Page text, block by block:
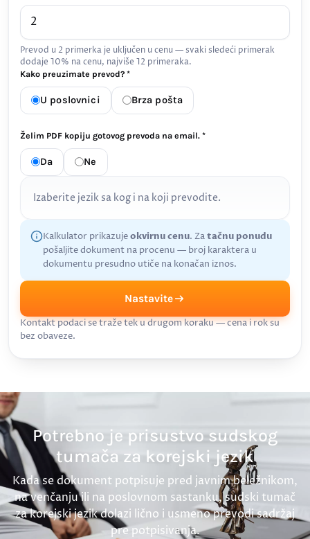
Prevod u 2 primerka je uključen u cenu — svaki sledeći primerak
dodaje 10% na cenu, najviše 12 primeraka.
Kako preuzimate prevod? *
U poslovnici Brza pošta
Želim PDF kopiju gotovog prevoda na email. *
Da Ne
Izaberite jezik sa kog i na koji prevodite.
Kalkulator prikazujeokvirnu cenu. Zatačnu ponudu
pošaljite dokument na procenu — broj karaktera u
dokumentu presudno utiče na konačan iznos.
Nastavite
Kontakt podaci se traže tek u drugom koraku — cena i rok su
bez obaveze.
Potrebno je prisustvo sudskog
tumača za korejski jezik
Kada se dokument potpisuje pred javnim beležnikom,
na venčanju ili na poslovnom sastanku, sudski tumač
za korejski jezik dolazi lično i usmeno prevodi sadržaj
pre potpisivanja.